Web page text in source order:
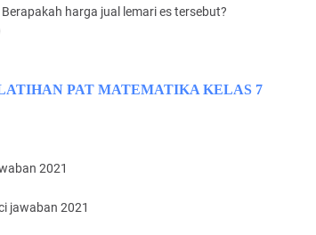
harga jual lemari es tersebut?
PAT MATEMATIKA KELAS 7
2021
jawaban 2021